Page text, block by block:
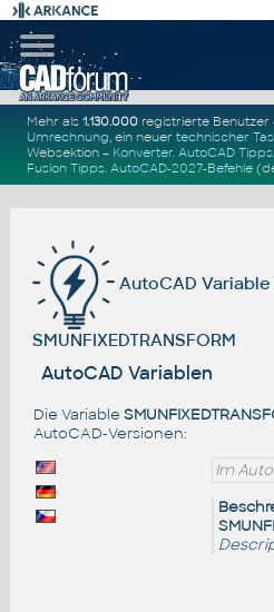
Mehr als1.130.000 registrierte Benutzer
Umrechnung, ein neuertechnischer
Websektion – Konverter.AutoCAD Tipps,
Fusion Tipps.AutoCAD-2027-Befehle
AutoCAD Variable
SMUNFIXEDTRANSFORM
AutoCAD Variablen
Die Variable
AutoCAD-Versionen:
Im